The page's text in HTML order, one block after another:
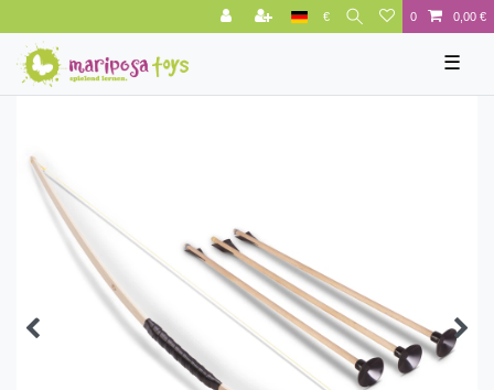
€ 0 0,00 €
☰